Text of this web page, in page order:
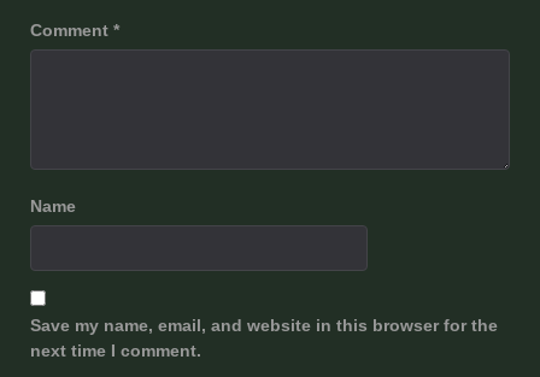
Comment *
Name
Save my name, email, and website in this browser for the
next time I comment.